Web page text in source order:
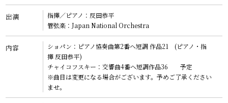
DISCOGRAPHY
LINK
CONTACT
ENG
出演
指揮／ピアノ：反田恭平
管弦楽：Japan National Orchestra
内容
ショパン：ピアノ協奏曲第2番ヘ短調 作品21 (ピアノ・指
揮 反田恭平)
チャイコフスキー：交響曲4番ヘ短調作品36 予定
※曲目は変更になる場合がございます。予めご了承ください
ませ。